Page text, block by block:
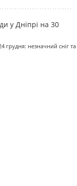
у Дніпрі на 30
грудня: незначний сніг та